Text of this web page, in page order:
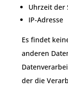
Uhrzeit der
IP-Adresse
Es findet
anderen
der die